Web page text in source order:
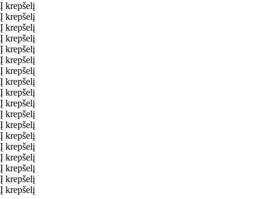
Į krepšelį
Į krepšelį
Į krepšelį
Į krepšelį
Į krepšelį
Į krepšelį
Į krepšelį
Į krepšelį
Į krepšelį
Į krepšelį
Į krepšelį
Į krepšelį
Į krepšelį
Į krepšelį
Į krepšelį
Į krepšelį
Į krepšelį
Į krepšelį